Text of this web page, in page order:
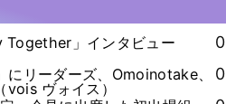
Together」インタビュー
0
にリーダーズ、Omoinotake、
ヴォイス）
0